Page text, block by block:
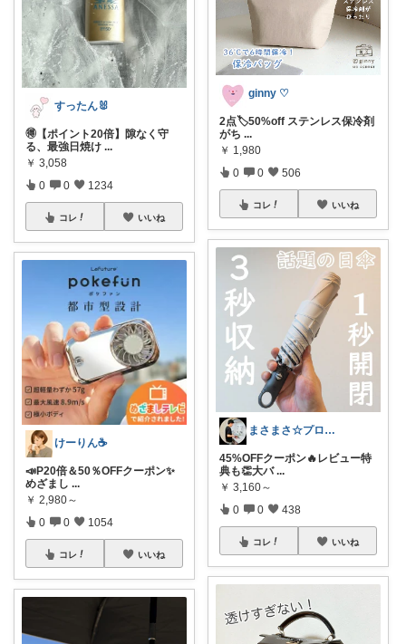
すったん🐰
🉐【ポイント20倍】隙なく守
る、最強日焼け ...
￥ 3,058
0 0 1234
コレ いいね
けーりん☕️
📣P20倍＆50％OFFクーポン✨
めざまし ...
￥ 2,980～
0 0 1054
コレ いいね
ginny ♡
2点🏷️50%off ステンレス保冷剤
がち ...
￥ 1,980
0 0 506
コレ いいね
まさまさ☆プロフも見てね✨
45%OFFクーポン🔥レビュー特
典も👏大バ ...
￥ 3,160～
0 0 438
コレ いいね